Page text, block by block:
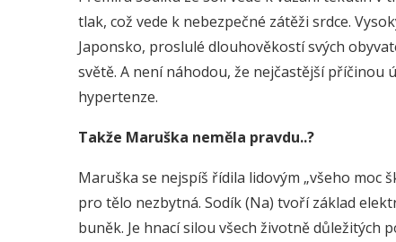
tlak, což vede k nebezpečné zátěži srdce.
Japonsko, proslulé dlouhověkostí svých
světě. A není náhodou, že nejčastější příčinou
hypertenze.
Takže Maruška neměla pravdu..?
Maruška se nejspíš řídila lidovým „všeho moc
pro tělo nezbytná. Sodík (Na) tvoří základ
buněk. Je hnací silou všech životně důležitých